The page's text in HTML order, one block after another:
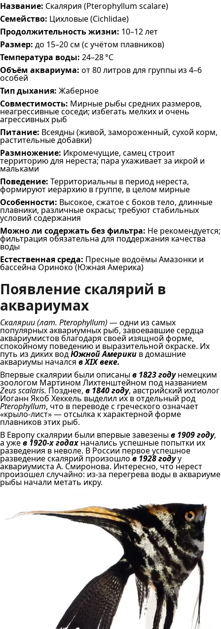
Название: Скалярия (Pterophyllum scalare)
Семейство: Цихловые (Cichlidae)
Продолжительность жизни: 10–12 лет
Размер: до 15–20 см (с учётом плавников)
Температура воды: 24–28 °C
Объём аквариума: от 80 литров для группы из 4–6
особей
Тип дыхания: Жаберное
Совместимость: Мирные рыбы средних размеров,
неагрессивные соседи; избегать мелких и очень
агрессивных рыб
Питание: Всеядны (живой, замороженный, сухой корм,
растительные добавки)
Размножение: Икромечущие, самец строит
территорию для нереста; пара ухаживает за икрой и
мальками
Поведение: Территориальны в период нереста,
формируют иерархию в группе, в целом мирные
Особенности: Высокое, сжатое с боков тело, длинные
плавники, различные окрасы; требуют стабильных
условий содержания
Можно ли содержать без фильтра: Не рекомендуется;
фильтрация обязательна для поддержания качества
воды
Естественная среда: Пресные водоёмы Амазонки и
бассейна Ориноко (Южная Америка)
Появление скалярий в
аквариумах
Скалярии (лат. Pterophyllum) — одни из самых
популярных аквариумных рыб, завоевавшие сердца
аквариумистов благодаря своей изящной форме,
спокойному поведению и выразительной окраске. Их
путь из диких водЮжной Америки в домашние
аквариумы начался в XIX веке.
Впервые скалярии были описаныв 1823 годунемецким
зоологом Мартином Лихтенштейном под названием
Zeus scalaris. Позднее, в 1840 году, австрийский ихтиолог
Иоганн Якоб Хеккель выделил их в отдельный род
Pterophyllum, что в переводе с греческого означает
«крыло-лист» — отсылка к характерной форме
плавников этих рыб.
В Европу скалярии были впервые завезеныв 1909 году,
а ужев 1920-х годах начались успешные попытки их
разведения в неволе. В России первое успешное
разведение скалярий произошлов 1928 годуу
аквариумиста А. Смиронова. Интересно, что нерест
произошел случайно: из-за перегрева воды в аквариуме
рыбы начали метать икру.